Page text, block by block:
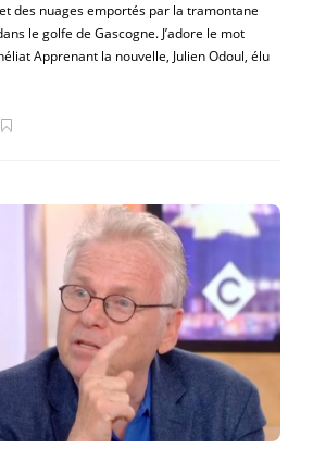
des nuages emportés par la tramontane
le golfe de Gascogne. J’adore le mot
Apprenant la nouvelle, Julien Odoul, élu